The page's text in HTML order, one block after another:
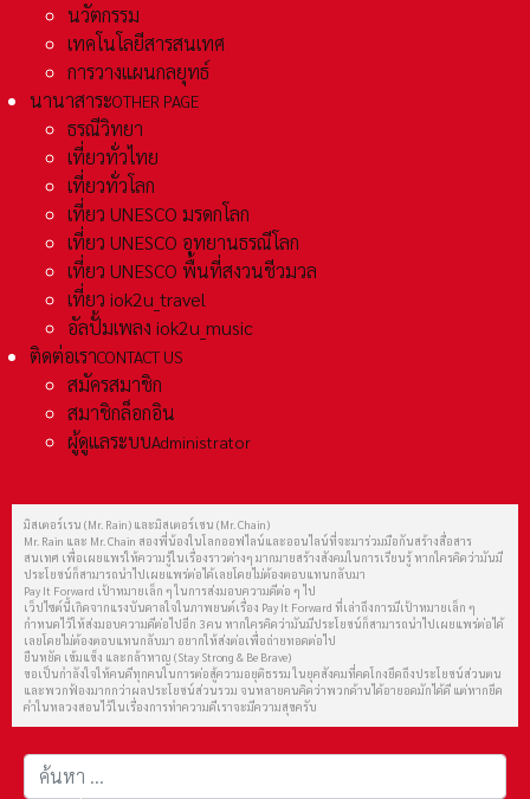
นวัตกรรม
เทคโนโลยีสารสนเทศ
การวางแผนกลยุทธ์
นานาสาระOTHER PAGE
ธรณีวิทยา
เที่ยวทั่วไทย
เที่ยวทั่วโลก
เที่ยว UNESCO มรดกโลก
เที่ยว UNESCO อุทยานธรณีโลก
เที่ยว UNESCO พื้นที่สงวนชีวมวล
เที่ยว iok2u_travel
อัลปั้มเพลง iok2u_music
ติดต่อเราCONTACT US
สมัครสมาชิก
สมาชิกล็อกอิน
ผู้ดูแลระบบAdministrator
มิสเตอร์เรน (Mr. Rain) และมิสเตอร์เชน (Mr. Chain)
Mr. Rain และ Mr. Chain สองพี่น้องในโลกออฟไลน์และออนไลน์ที่จะมาร่วมมือกันสร้างสื่อสาร
สนเทศ เพื่อเผยแพร่ให้ความรู้ในเรื่องราวต่างๆ มากมายสร้างสังคมในการเรียนรู้ หากใครคิดว่ามันมี
ประโยชน์ก็สามารถนำไปเผยแพร่ต่อได้เลยโดยไม่ต้องตอบแทนกลับมา
Pay It Forward เป้าหมายเล็ก ๆ ในการส่งมอบความดีต่อ ๆ ไป
เว็ปไซต์นี้เกิดจากแรงบันดาลใจในภาพยนต์เรื่อง Pay It Forward ที่เล่าถึงการมีเป้าหมายเล็ก ๆ
กำหนดไว้ให้ส่งมอบความดีต่อไปอีก 3 คน หากใครคิดว่ามันมีประโยชน์ก็สามารถนำไปเผยแพร่ต่อได้
เลยโดยไม่ต้องตอบแทนกลับมา อยากให้ส่งต่อเพื่อถ่ายทอดต่อไป
ยืนหยัด เข้มแข็ง และกล้าหาญ (Stay Strong & Be Brave)
ขอเป็นกำลังใจให้คนดีทุกคนในการต่อสู้ความอยุติธรรม ในยุคสังคมที่คดโกงยึดถึงประโยชน์ส่วนตน
และพวกฟ้องมากกว่าผลประโยชน์ส่วนรวม จนหลายคนคิดว่าพวกด้านได้อายอดมักได้ดี แต่หากยึด
คำในหลวงสอนไว้ในเรื่องการทำความดีเราจะมีความสุขครับ
การค้นหา